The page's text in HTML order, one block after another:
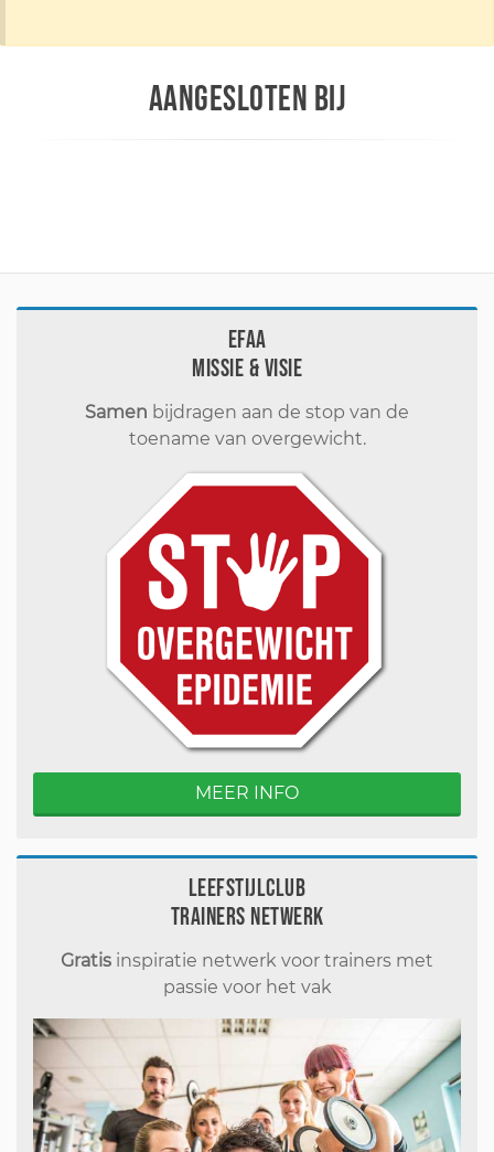
AANGESLOTEN BIJ
EFAA
Missie & visie
Samen bijdragen aan de stop van de
toename van overgewicht.
MEER INFO
Leefstijlclub
Trainers Netwerk
Gratis inspiratie netwerk voor trainers met
passie voor het vak